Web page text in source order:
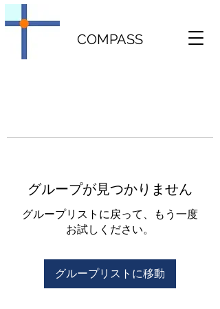
COMPASS
グループが見つかりません
グループリストに戻って、もう一度
お試しください。
グループリストに移動